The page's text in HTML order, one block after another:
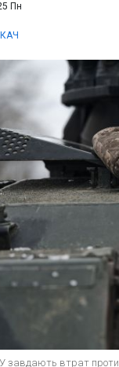
Пн
завдають втрат